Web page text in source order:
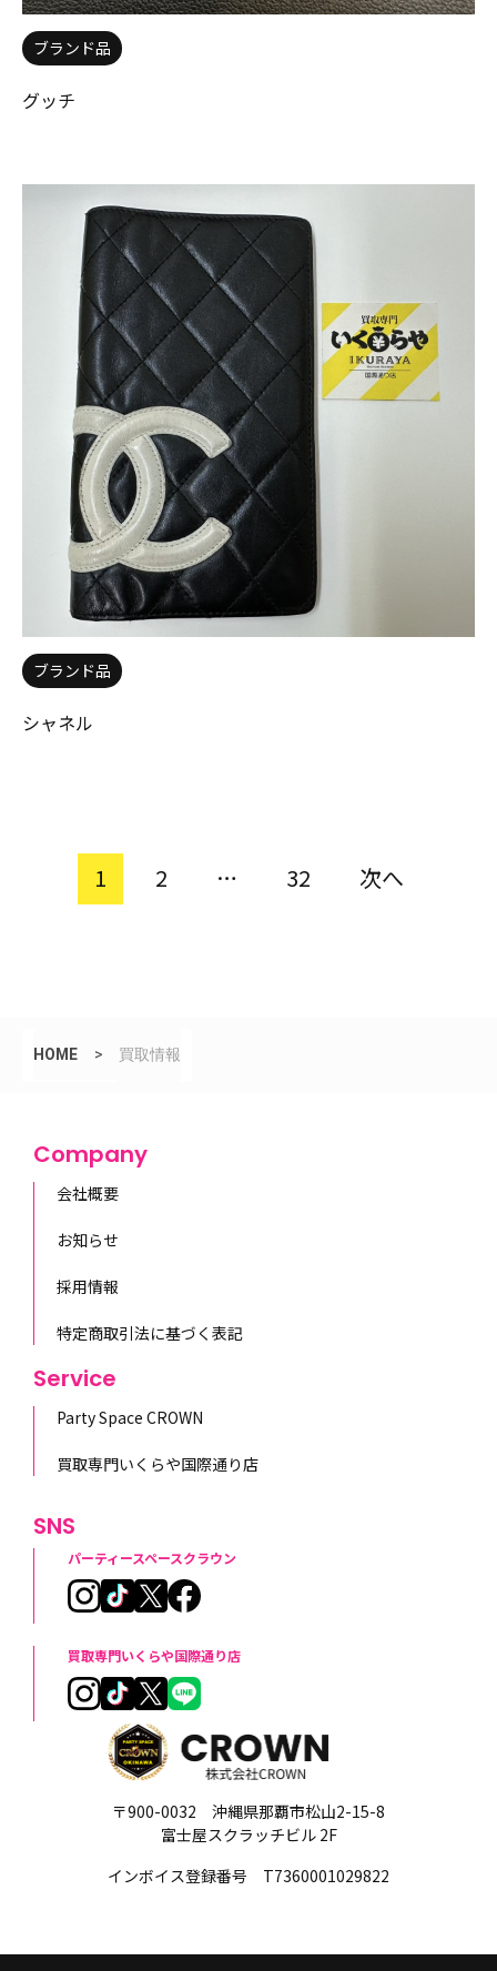
ブランド品
グッチ
ブランド品
シャネル
1 2 … 32 次へ
HOME > 買取情報
〒900-0032 沖縄県那覇市松山2-15-8
富士屋スクラッチビル 2F
インボイス登録番号 T7360001029822
Company
会社概要
お知らせ
採用情報
特定商取引法に基づく表記
Service
Party Space CROWN
買取専門いくらや国際通り店
SNS
パーティースペースクラウン
買取専門いくらや国際通り店